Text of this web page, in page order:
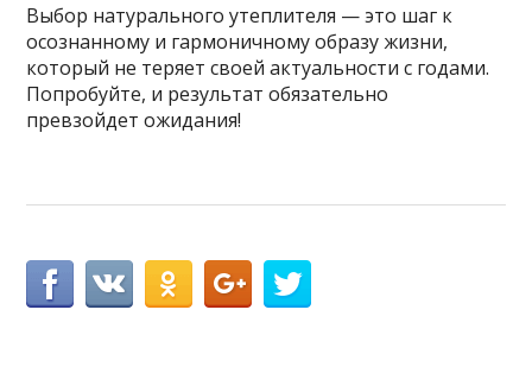
Выбор натурального утеплителя — это шаг к
осознанному и гармоничному образу жизни,
который не теряет своей актуальности с годами.
Попробуйте, и результат обязательно
превзойдет ожидания!